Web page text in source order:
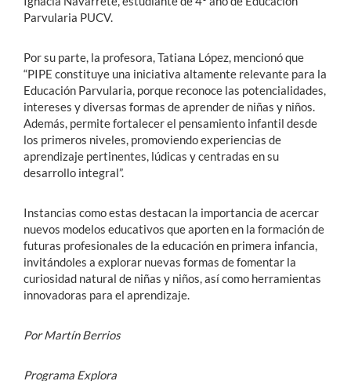
Parvularia PUCV.
Por su parte, la profesora, Tatiana López, mencionó que
“PIPE constituye una iniciativa altamente relevante para la
Educación Parvularia, porque reconoce las potencialidades,
intereses y diversas formas de aprender de niñas y niños.
Además, permite fortalecer el pensamiento infantil desde
los primeros niveles, promoviendo experiencias de
aprendizaje pertinentes, lúdicas y centradas en su
desarrollo integral”.
Instancias como estas destacan la importancia de acercar
nuevos modelos educativos que aporten en la formación de
futuras profesionales de la educación en primera infancia,
invitándoles a explorar nuevas formas de fomentar la
curiosidad natural de niñas y niños, así como herramientas
innovadoras para el aprendizaje.
Por Martín Berrios
Programa Explora